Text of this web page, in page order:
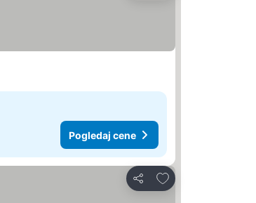
Pogledaj cene
Deli
Dodati u favorite